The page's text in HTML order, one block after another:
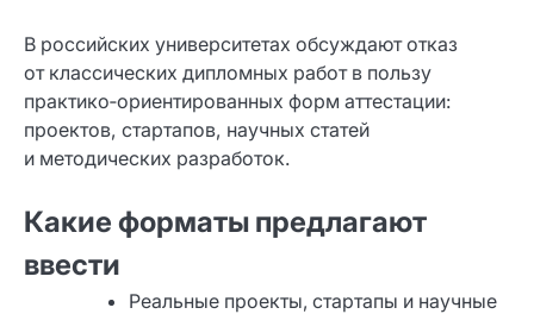
В российских университетах обсуждают отказ
от классических дипломных работ в пользу
практико‑ориентированных форм аттестации:
проектов, стартапов, научных статей
и методических разработок.
Какие форматы предлагают
ввести
Реальные проекты, стартапы и научные